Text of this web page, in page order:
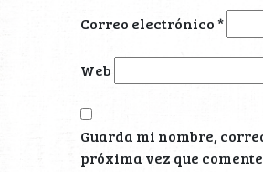
Correo electrónico*
Web
Guarda mi nombre,
próxima vez que